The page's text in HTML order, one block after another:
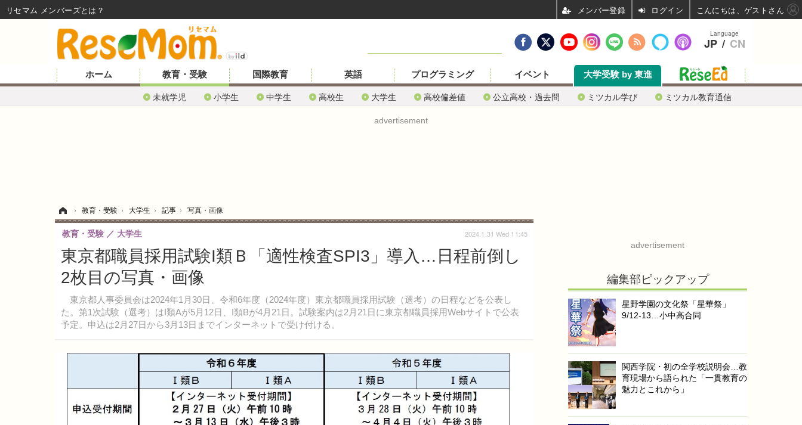
ホーム 教育・受験
未就学児 小学生 中学生 高校生 大学生 高校偏差値 公立高校・過去問 ミツカル学び ミツカル教育通信
国際教育 英語 プログラミング イベント 大学受験 by 東進
advertisement
› 教育・受験 › 大学生 › 記事 › 写真・画像
東京都職員採用試験I類Ｂ「適性検査SPI3」導入…日程前倒し
2枚目の写真・画像
東京都人事委員会は2024年1月30日、令和6年度（2024年度）東京都職員採用試験（選考）の日程などを公表し
た。第1次試験（選考）はI類Aが5月12日、I類Bが4月21日。試験案内は2月21日に東京都職員採用Webサイトで公表
予定。申込は2月27日から3月13日までインターネットで受け付ける。
教育・受験 大学生 2024.1.31 Wed 11:45
advertisement
編集部ピックアップ
星野学園の文化祭「星華祭」
9/12-13…小中高合同
関西学院・初の全学校説明会…教
育現場から語られた「一貫教育の
魅力とこれから」
Language
JP / CN
リセマム メンバーズ ログイン こんにちは、ゲストさん